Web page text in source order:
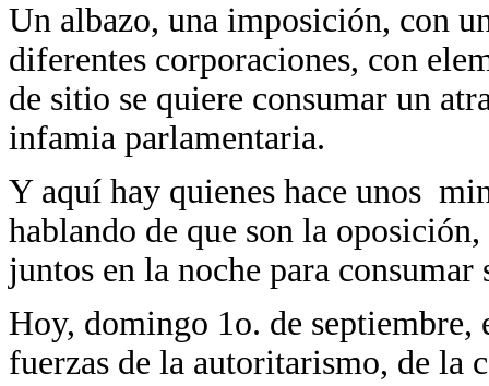
Un albazo, una imposición, con
diferentes corporaciones, con
de sitio se quiere consumar un
infamia parlamentaria.
Y aquí hay quienes hace unos
hablando de que son la
juntos en la noche para
Hoy, domingo 1o. de septiembre,
fuerzas de la autoritarismo, de la